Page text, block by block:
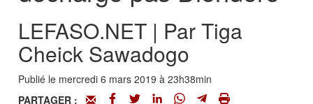
LEFASO.NET | Par Tiga
Cheick Sawadogo
Publié le mercredi 6 mars 2019 à 23h38min
PARTAGER :